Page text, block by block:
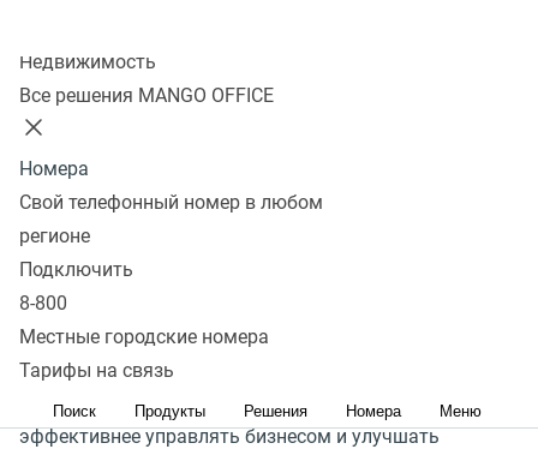
Недвижимость
Все решения MANGO OFFICE
Номера
Свой телефонный номер в любом
регионе
Подключить
8-800
Местные городские номера
Тарифы на связь
Поиск Продукты Решения Номера Меню
Подключить
Более 25 лет на рынке
Наша миссия
Создавать продукты, которые позволяют
эффективнее управлять бизнесом и улучшать